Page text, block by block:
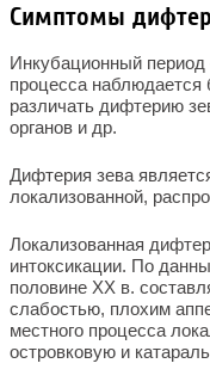
Симптомы
Инкубационный период
процесса
различать дифтерию
органов и др.
Дифтерия зева
локализованной,
Локализованная
интоксикации. По
половине XX в.
слабостью, плохим
местного процесса
островковую и